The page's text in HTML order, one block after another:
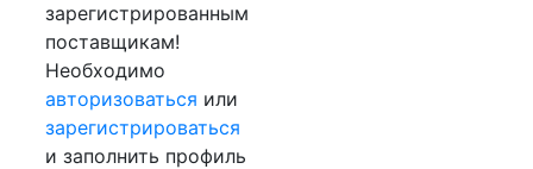
зарегистрированным
поставщикам!
Необходимо
авторизоваться или
зарегистрироваться
и заполнить профиль